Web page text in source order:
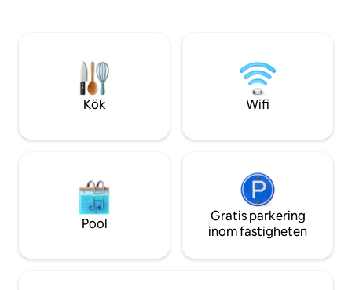
gratis parkering för 3 fordon ☀ Digitalt
brädspelbord ☀ Privat, inhägnad sandig
bakgård med hängstolar + cornhole +
hängmattor + eldstad + grill ☀ Barnspärr
som The Wharf,
Hangout, Flora-
Island.
Kök Wifi
Pool
Gratis parkering
inom fastigheten